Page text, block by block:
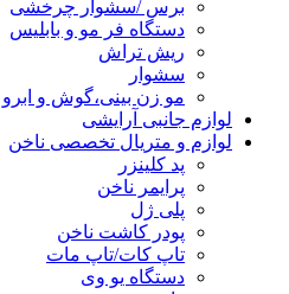
برس /سشوار چرخشی
دستگاه فر مو و بابلیس
ریش تراش
سشوار
مو زن بینی،گوش و ابرو
لوازم جانبی آرایشی
لوازم و متریال تخصصی ناخن
پد کلینزر
پرایمر ناخن
پلی ژل
پودر کاشت ناخن
تاپ کات/تاپ مات
دستگاه یو وی